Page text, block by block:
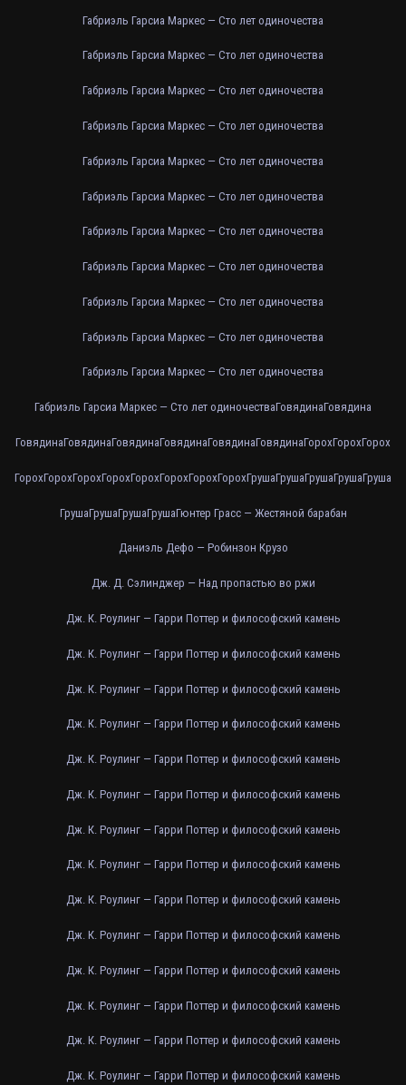
Габриэль Гарсиа Маркес — Сто лет одиночества
Габриэль Гарсиа Маркес — Сто лет одиночества
Габриэль Гарсиа Маркес — Сто лет одиночества
Габриэль Гарсиа Маркес — Сто лет одиночества
Габриэль Гарсиа Маркес — Сто лет одиночества
Габриэль Гарсиа Маркес — Сто лет одиночества
Габриэль Гарсиа Маркес — Сто лет одиночества
Габриэль Гарсиа Маркес — Сто лет одиночества
Габриэль Гарсиа Маркес — Сто лет одиночества
Габриэль Гарсиа Маркес — Сто лет одиночества
Габриэль Гарсиа Маркес — Сто лет одиночества
Габриэль Гарсиа Маркес — Сто лет одиночестваГовядинаГовядина
ГовядинаГовядинаГовядинаГовядинаГовядинаГовядинаГорохГорохГорох
ГорохГорохГорохГорохГорохГорохГорохГорохГрушаГрушаГрушаГрушаГруша
ГрушаГрушаГрушаГрушаГюнтер Грасс — Жестяной барабан
Даниэль Дефо — Робинзон Крузо
Дж. Д. Сэлинджер — Над пропастью во ржи
Дж. К. Роулинг — Гарри Поттер и философский камень
Дж. К. Роулинг — Гарри Поттер и философский камень
Дж. К. Роулинг — Гарри Поттер и философский камень
Дж. К. Роулинг — Гарри Поттер и философский камень
Дж. К. Роулинг — Гарри Поттер и философский камень
Дж. К. Роулинг — Гарри Поттер и философский камень
Дж. К. Роулинг — Гарри Поттер и философский камень
Дж. К. Роулинг — Гарри Поттер и философский камень
Дж. К. Роулинг — Гарри Поттер и философский камень
Дж. К. Роулинг — Гарри Поттер и философский камень
Дж. К. Роулинг — Гарри Поттер и философский камень
Дж. К. Роулинг — Гарри Поттер и философский камень
Дж. К. Роулинг — Гарри Поттер и философский камень
Дж. К. Роулинг — Гарри Поттер и философский камень